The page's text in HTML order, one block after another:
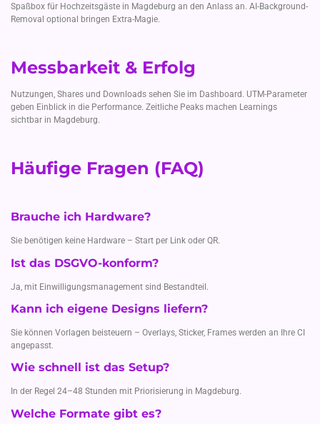
Spaßbox für Hochzeitsgäste in Magdeburg an den Anlass an. AI-Background-
Removal optional bringen Extra-Magie.
Messbarkeit & Erfolg
Nutzungen, Shares und Downloads sehen Sie im Dashboard. UTM-Parameter
geben Einblick in die Performance. Zeitliche Peaks machen Learnings
sichtbar in Magdeburg.
Häufige Fragen (FAQ)
Brauche ich Hardware?
Sie benötigen keine Hardware – Start per Link oder QR.
Ist das DSGVO-konform?
Ja, mit Einwilligungsmanagement sind Bestandteil.
Kann ich eigene Designs liefern?
Sie können Vorlagen beisteuern – Overlays, Sticker, Frames werden an Ihre CI
angepasst.
Wie schnell ist das Setup?
In der Regel 24–48 Stunden mit Priorisierung in Magdeburg.
Welche Formate gibt es?